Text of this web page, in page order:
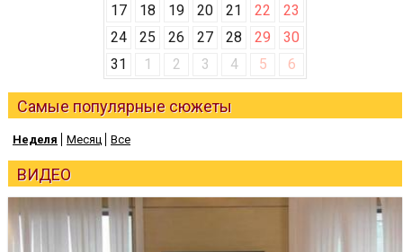
17
18 19 20 21 22
23
24
25 26 27 28 29
30
31
1 2 3 4 5 6
Самые популярные сюжеты
Неделя Месяц Все
ВИДЕО